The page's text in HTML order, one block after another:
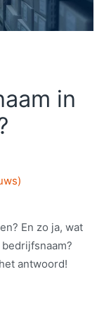
in
En zo ja, wat
antwoord!